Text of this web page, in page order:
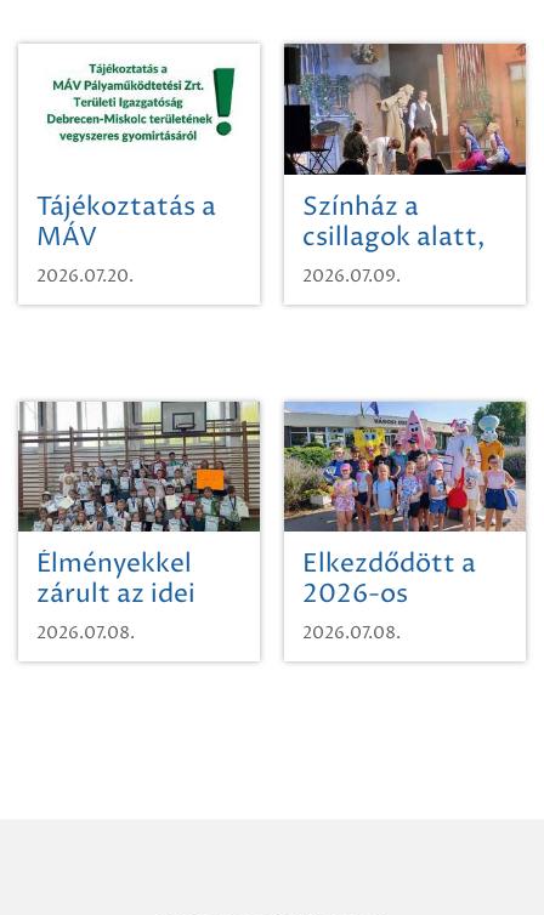
Tájékoztatás a
MÁV
Pályaműködtetési
Zrt. Területi
területének
vegyszeres
gyomirtásáról
2026.07.20.
Színház a
csillagok alatt,
sikeres nyitány
Szikszón
2026.07.09.
Élményekkel
zárult az idei
sporttábor!
2026.07.08.
Elkezdődött a
2026-os
SpongyaBob
tábor!
2026.07.08.